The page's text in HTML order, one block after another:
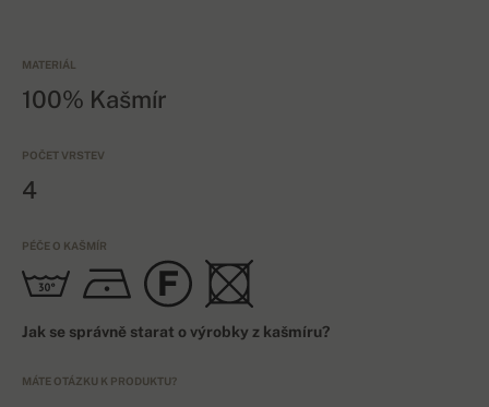
MATERIÁL
100% Kašmír
POČET VRSTEV
4
PÉČE O KAŠMÍR
Jak se správně starat o výrobky z kašmíru?
MÁTE OTÁZKU K PRODUKTU?